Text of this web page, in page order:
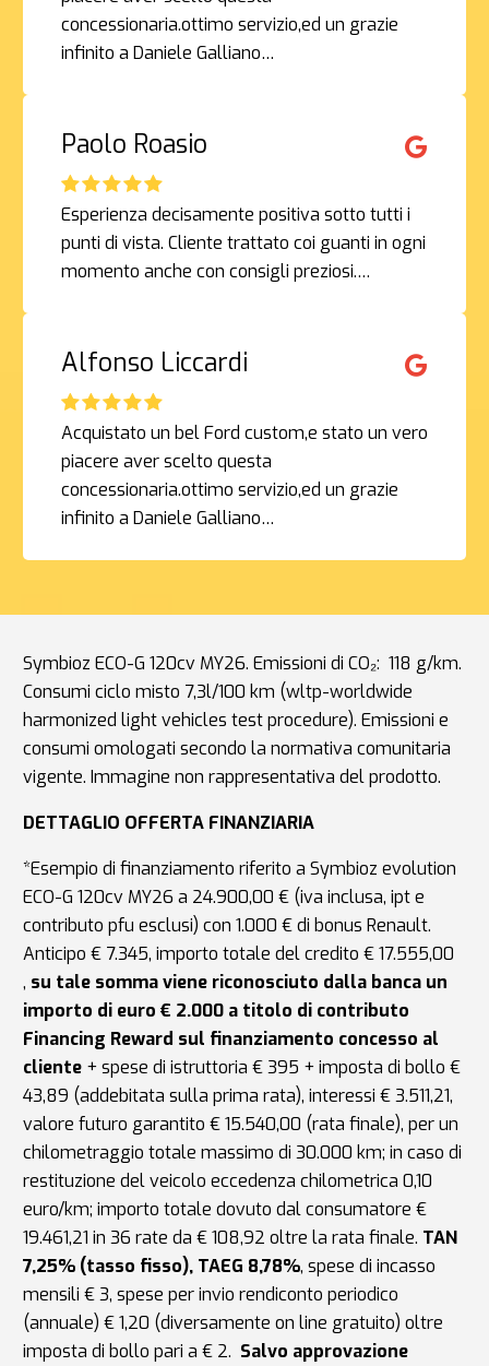
concessionaria.ottimo servizio,ed un grazie
infinito a Daniele Galliano…
Paolo Roasio
Esperienza decisamente positiva sotto tutti i
punti di vista. Cliente trattato coi guanti in ogni
momento anche con consigli preziosi.…
Alfonso Liccardi
Acquistato un bel Ford custom,e stato un vero
piacere aver scelto questa
concessionaria.ottimo servizio,ed un grazie
infinito a Daniele Galliano…
Symbioz ECO-G 120cv MY26. Emissioni di CO₂: 118 g/km.
Consumi ciclo misto 7,3l/100 km (wltp-worldwide
harmonized light vehicles test procedure). Emissioni e
consumi omologati secondo la normativa comunitaria
vigente. Immagine non rappresentativa del prodotto.
DETTAGLIO OFFERTA FINANZIARIA
*Esempio di finanziamento riferito a Symbioz evolution
ECO-G 120cv MY26 a 24.900,00 € (iva inclusa, ipt e
contributo pfu esclusi) con 1.000 € di bonus Renault.
Anticipo € 7.345, importo totale del credito € 17.555,00
, su tale somma viene riconosciuto dalla banca un
importo di euro € 2.000 a titolo di contributo
Financing Reward sul finanziamento concesso al
cliente+ spese di istruttoria € 395 + imposta di bollo €
43,89 (addebitata sulla prima rata), interessi € 3.511,21,
valore futuro garantito € 15.540,00 (rata finale), per un
chilometraggio totale massimo di 30.000 km; in caso di
restituzione del veicolo eccedenza chilometrica 0,10
euro/km; importo totale dovuto dal consumatore €
19.461,21 in 36 rate da € 108,92 oltre la rata finale. TAN
7,25% (tasso fisso), TAEG 8,78%, spese di incasso
mensili € 3, spese per invio rendiconto periodico
(annuale) € 1,20 (diversamente on line gratuito) oltre
imposta di bollo pari a € 2. Salvo approvazione